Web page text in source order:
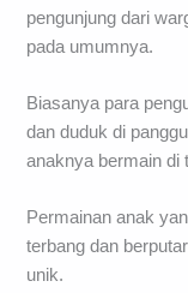
pengunjung dari
pada umumnya.
Biasanya para
dan duduk di
anaknya bermain di
Permainan anak
terbang dan
unik.